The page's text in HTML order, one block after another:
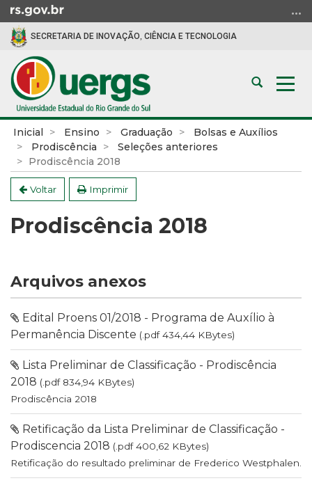
para
conteúdo
para
menu
para
busca
SECRETARIA DE INOVAÇÃO, CIÊNCIA E TECNOLOGIA
Abrir
busca
Início
conteúdo
Inicial Ensino Graduação
Bolsas e Auxílios
Prodiscência
Seleções anteriores
Prodiscência 2018
Voltar Imprimir
Prodiscência 2018
Arquivos anexos
Edital Proens 01/2018 - Programa de Auxílio à
Permanência Discente (.pdf 434,44 KBytes)
Lista Preliminar de Classificação - Prodiscência
2018 (.pdf 834,94 KBytes)
Prodiscência 2018
Retificação da Lista Preliminar de Classificação -
Prodiscencia 2018 (.pdf 400,62 KBytes)
Retificação do resultado preliminar de Frederico Westphalen.